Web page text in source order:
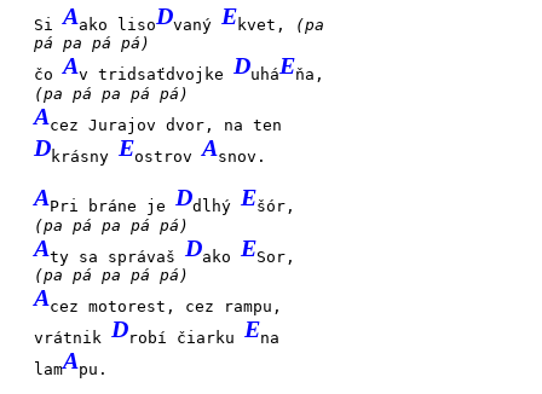
SiAako lisoDvanýEkvet,
(pa
pá pa pá pá)
čoAv tridsaťdvojkeDuháEňa,
(pa pá pa pá pá)
Acez Jurajov dvor, na ten
DkrásnyEostrovAsnov.
APri bráne jeDdlhýEšór,
(pa pá pa pá pá)
Aty sa správašDakoESor,
(pa pá pa pá pá)
Acez motorest, cez rampu,
vrátnik Drobí čiarkuEna
lamApu.